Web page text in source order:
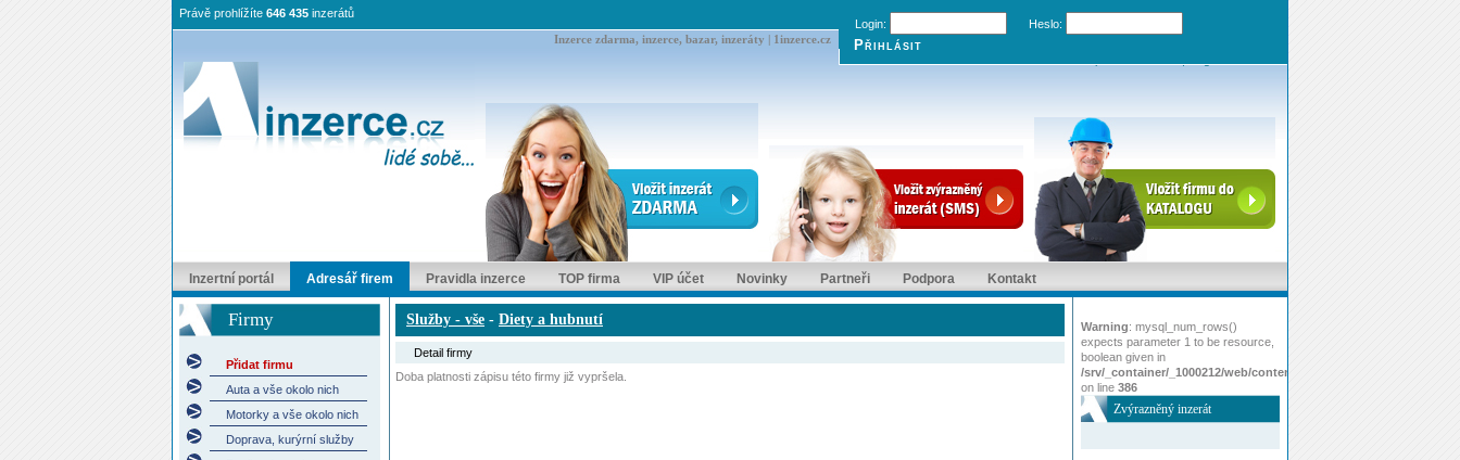
Inzerce zdarma, inzerce, bazar, inzeráty | 1inzerce.cz
Právě prohlížíte 646 435 inzerátů
Login:
Heslo:
Inzertní portál Adresář firem Pravidla inzerce TOP firma VIP účet Novinky Partneři Podpora Kontakt
Firmy
Přidat firmu
Auta a vše okolo nich
Motorky a vše okolo nich
Doprava, kurýrní služby
Služby - vše - Diety a hubnutí
Detail firmy
Doba platnosti zápisu této firmy již vypršela.
Warning: mysql_num_rows()
expects parameter 1 to be resource,
boolean given in
/srv/_container/_1000212/web/content/www/index.php
on line 386
Zvýrazněný inzerát